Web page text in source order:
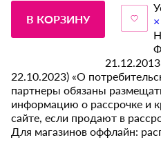
В КОРЗИНУ
×
22.10.2023) «О
партнеры обязаны
информацию о рассрочке и
сайте, если продают в
Для магазинов оффлайн: